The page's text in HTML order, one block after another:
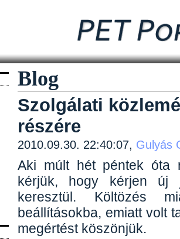
Blog
Szolgálati
részére
2010.09.30. 22:40:07, Gulyás
Aki múlt hét péntek óta
kérjük, hogy kérjen új
keresztül. Költözés
beállításokba, emiatt volt
megértést köszönjük.